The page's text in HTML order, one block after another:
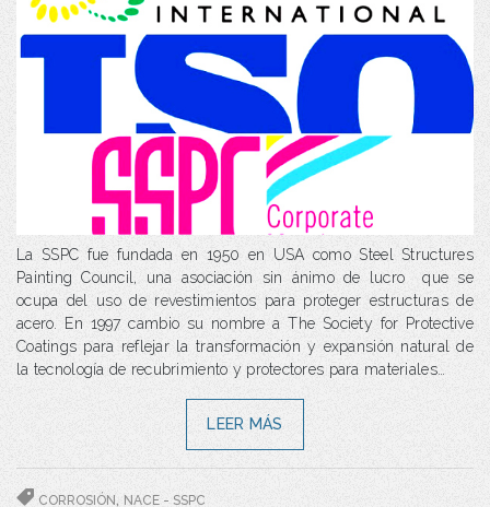
La SSPC fue fundada en 1950 en USA como Steel Structures
Painting Council, una asociación sin ánimo de lucro que se
ocupa del uso de revestimientos para proteger estructuras de
acero. En 1997 cambio su nombre a The Society for Protective
Coatings para reflejar la transformación y expansión natural de
la tecnología de recubrimiento y protectores para materiales…
LEER MÁS
CORROSIÓN, NACE - SSPC